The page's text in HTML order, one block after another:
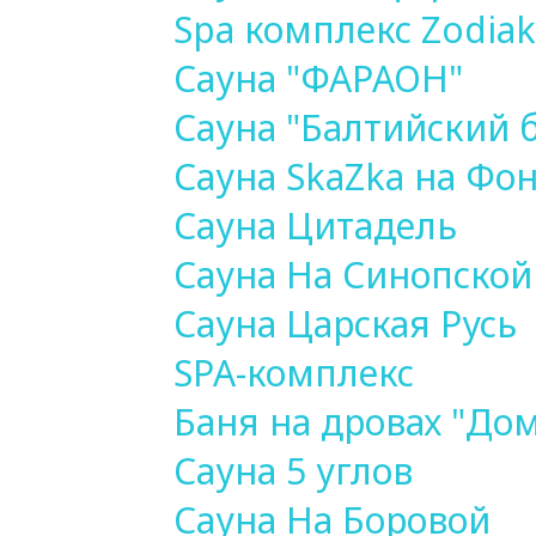
Spa комплекс Zodiak
Сауна "ФАРАОН"
Сауна "Балтийский
Сауна SkaZka на
Сауна Цитадель
Сауна На Синопской
Сауна Царская Русь
SPA-комплекс
Баня на дровах
Сауна 5 углов
Сауна На Боровой